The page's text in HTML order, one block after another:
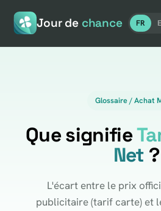
Jour de chance FR
Glossaire / Achat
Que signifie
Net ?
L'écart entre le prix
publicitaire (tarif carte) et